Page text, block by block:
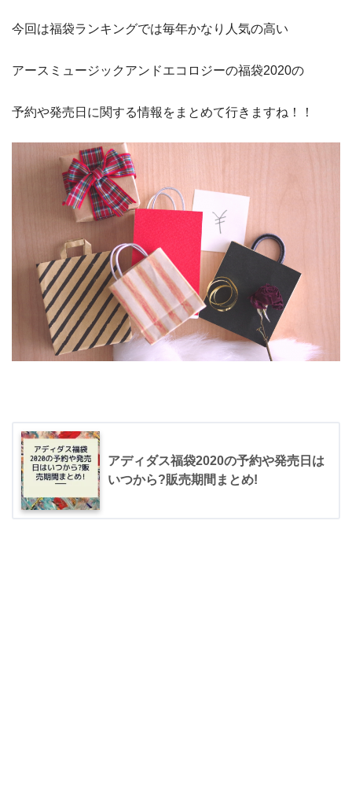
今回は福袋ランキングでは毎年かなり人気の高い
アースミュージックアンドエコロジーの福袋2020の
予約や発売日に関する情報をまとめて行きますね！！
アディダス福袋2020の予約や発売日は
いつから?販売期間まとめ!